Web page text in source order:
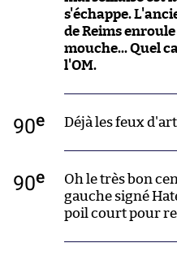
s'échappe.
de Reims
mouche... Quel
l'OM.
90e Déjà les feux
90e
Oh le très bon
gauche signé
poil court pour